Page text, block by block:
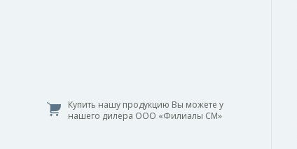
Купить нашу продукцию Вы можете у
нашего дилера ООО «Филиалы СМ»